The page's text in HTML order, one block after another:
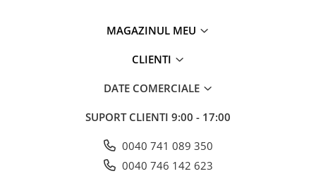
MAGAZINUL MEU
CLIENTI
DATE COMERCIALE
SUPORT CLIENTI 9:00 - 17:00
0040 741 089 350
0040 746 142 623